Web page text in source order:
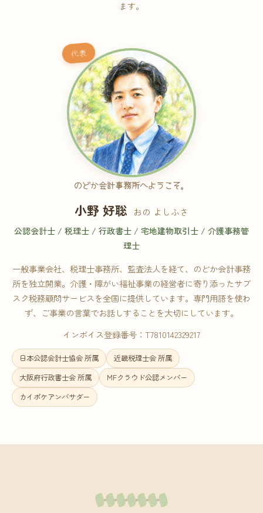
ます。
代表
のどか会計事務所へようこそ。
小野 好聡 おの よしふさ
公認会計士 / 税理士 / 行政書士 / 宅地建物取引士 / 介護事務管
理士
一般事業会社、税理士事務所、監査法人を経て、のどか会計事務
所を独立開業。介護・障がい福祉事業の経営者に寄り添ったサブ
スク税務顧問サービスを全国に提供しています。専門用語を使わ
ず、ご事業の言葉でお話しすることを大切にしています。
インボイス登録番号：T7810142329217
日本公認会計士協会 所属
近畿税理士会 所属
大阪府行政書士会 所属
MFクラウド公認メンバー
カイポケアンバサダー